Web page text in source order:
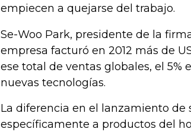
empiecen a quejarse del trabajo.
Se-Woo Park, presidente de la
empresa facturó en 2012 más de
ese total de ventas globales, el 5%
nuevas tecnologías.
La diferencia en el lanzamiento de
específicamente a productos del